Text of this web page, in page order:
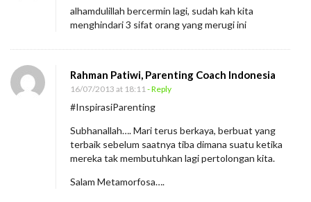
alhamdulillah bercermin lagi, sudah kah kita
menghindari 3 sifat orang yang merugi ini
Rahman Patiwi, Parenting Coach Indonesia
16/07/2013 at 18:11 - Reply
#InspirasiParenting
Subhanallah…. Mari terus berkaya, berbuat yang
terbaik sebelum saatnya tiba dimana suatu ketika
mereka tak membutuhkan lagi pertolongan kita.
Salam Metamorfosa….